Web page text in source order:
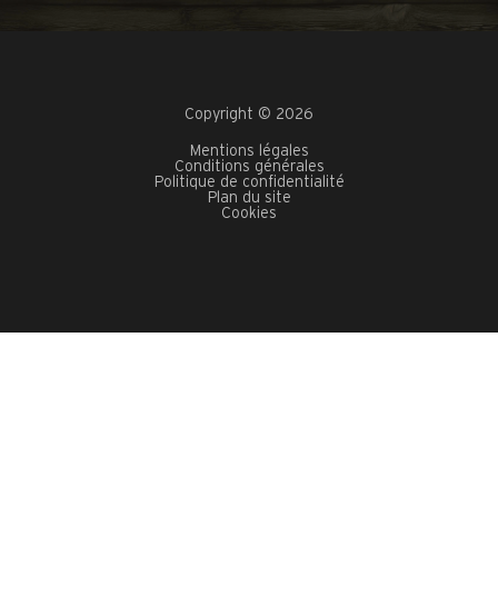
Copyright © 2026
Mentions légales
Conditions générales
Politique de confidentialité
Plan du site
Cookies